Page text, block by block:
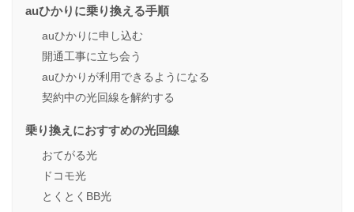
auひかりに乗り換える手順
auひかりに申し込む
開通工事に立ち会う
auひかりが利用できるようになる
契約中の光回線を解約する
乗り換えにおすすめの光回線
おてがる光
ドコモ光
とくとくBB光